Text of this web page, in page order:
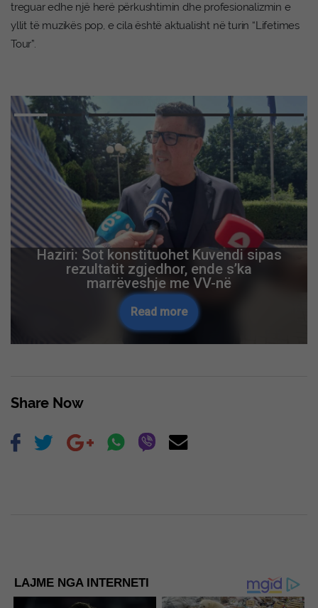
treguar edhe një herë përkushtimin dhe profesionalizmin e
yllit të muzikës pop, e cila është aktualisht në turin “Lifetimes
Tour”.
Haziri: Sot konstituohet Kuvendi sipas
rezultatit zgjedhor, ende s’ka
marrëveshje me VV-në
Read more
Share Now
LAJME NGA INTERNETI